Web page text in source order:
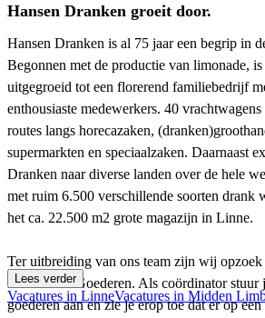
Hansen Dranken groeit door.
Hansen Dranken is al 75 jaar een begrip in
Begonnen met de productie van limonade,
uitgegroeid tot een florerend familiebedrijf
enthousiaste medewerkers. 40
routes langs horecazaken,
supermarkten en speciaalzaken. Daarnaast
Dranken naar diverse landen over de hele
met ruim 6.500 verschillende soorten drank
het ca. 22.500 m2 grote magazijn in Linne.
Ter uitbreiding van ons team zijn wij
Inkomende Goederen. Als coördinator stuur
goederen aan en zie je erop toe dat er op
Lees verder
Vacatures in LinneVacatures in Midden